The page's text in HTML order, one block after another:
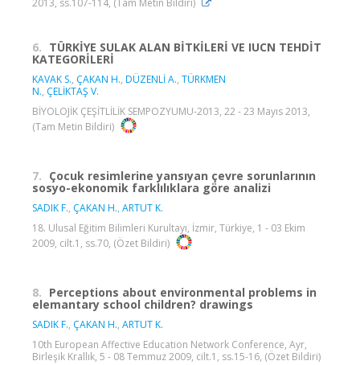
2013, ss.107-114, (Tam Metin Bildiri)
6. TÜRKİYE SULAK ALAN BİTKİLERİ VE IUCN TEHDİT
KATEGORİLERİ
KAVAK S., ÇAKAN H., DÜZENLİ A., TÜRKMEN
N., ÇELİKTAŞ V.
BİYOLOJİK ÇEŞİTLİLİK SEMPOZYUMU-2013, 22 - 23 Mayıs 2013,
(Tam Metin Bildiri)
7. Çocuk resimlerine yansıyan çevre sorunlarının
sosyo-ekonomik farklılıklara göre analizi
SADIK F., ÇAKAN H., ARTUT K.
18. Ulusal Eğitim Bilimleri Kurultayı, İzmir, Türkiye, 1 - 03 Ekim
2009, cilt.1, ss.70, (Özet Bildiri)
8. Perceptions about environmental problems in
elemantary school children? drawings
SADIK F., ÇAKAN H., ARTUT K.
10th European Affective Education Network Conference, Ayr,
Birleşik Krallık, 5 - 08 Temmuz 2009, cilt.1, ss.15-16, (Özet Bildiri)